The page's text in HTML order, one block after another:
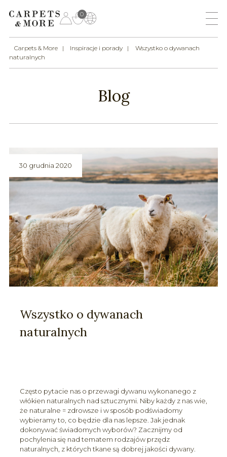
0
Carpets & More Inspiracje i porady
Wszystko o dywanach
naturalnych
Blog
30 grudnia 2020
Wszystko o dywanach
naturalnych
Często pytacie nas o przewagi dywanu wykonanego z
włókien naturalnych nad sztucznymi. Niby każdy z nas wie,
że naturalne = zdrowsze i w sposób podświadomy
wybieramy to, co będzie dla nas lepsze. Jak jednak
dokonywać świadomych wyborów? Zacznijmy od
pochylenia się nad tematem rodzajów przędz
naturalnych, z których tkane są dobrej jakości dywany.